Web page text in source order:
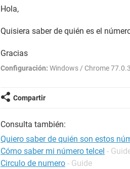
Hola,
Quisiera saber de quién es el
Gracias
Configuración: Windows / Chrome
Compartir
Consulta también:
Quiero saber de quién son estos
Cómo saber mi número telcel -
Circulo de numero - Guide